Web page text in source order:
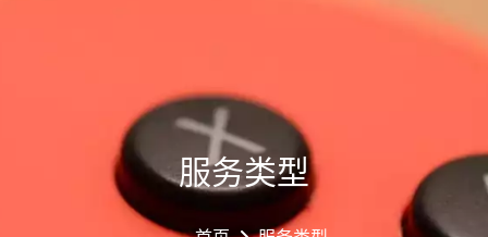
服务类型